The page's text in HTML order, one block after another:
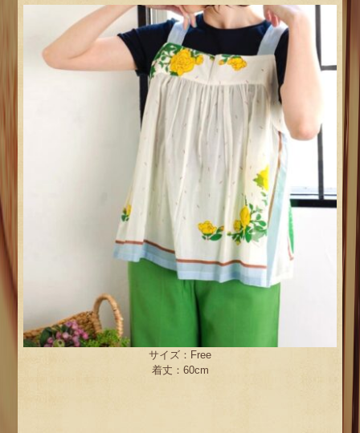
サイズ：Free
着丈：60cm